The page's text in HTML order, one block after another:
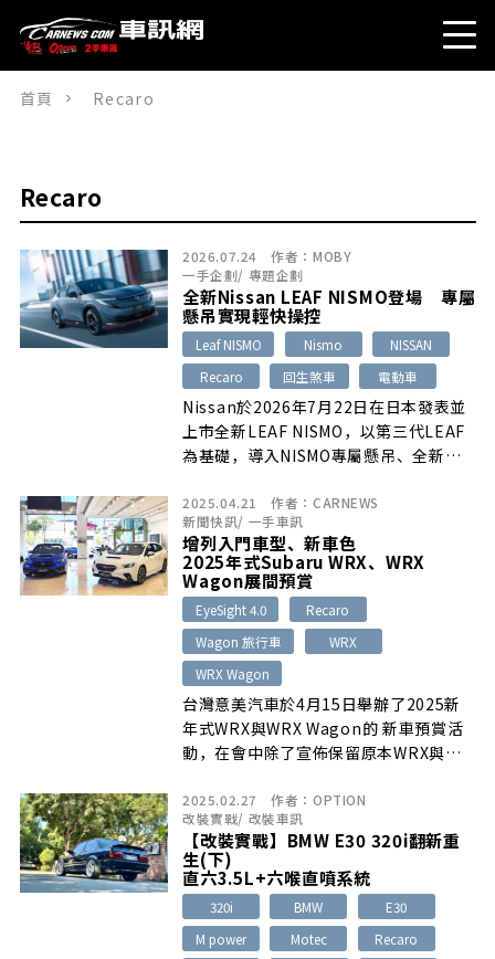
首頁 Recaro
Recaro
2026.07.24 作者： MOBY
一手企劃/ 專題企劃
全新Nissan LEAF NISMO登場 專屬
懸吊實現輕快操控
Leaf NISMO Nismo
NISSAN
Recaro
回生煞車 電動車
Nissan於2026年7月22日在日本發表並
上市全新LEAF NISMO，以第三代LEAF
為基礎，導入NISMO專屬懸吊、全新
Michelin Pilot Sport 5輪胎與19吋
ENKEI鋁圈，售價自660萬1,100日圓
起。
2025.04.21 作者： CARNEWS
新聞快訊/ 一手車訊
增列入門車型、新車色
2025年式Subaru WRX、WRX
Wagon展間預賞
EyeSight 4.0
Recaro
Wagon 旅行車
WRX
WRX Wagon
台灣意美汽車於4月15日舉辦了2025新
年式WRX與WRX Wagon的 新車預賞活
動，在會中除了宣佈保留原本WRX與
2025.02.27 作者： OPTION
改裝實戰/ 改裝車訊
【改裝實戰】BMW E30 320i翻新重
生(下)
直六3.5L+六喉直噴系統
320i BMW
E30
M power
Motec
Recaro